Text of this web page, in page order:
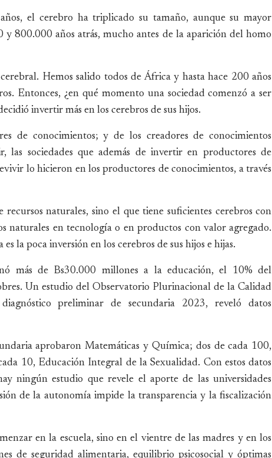
el cerebro ha triplicado su tamaño, aunque su mayor
800.000 años atrás, mucho antes de la aparición del homo
Hemos salido todos de África y hasta hace 200 años
Entonces, ¿en qué momento una sociedad comenzó a ser
invertir más en los cerebros de sus hijos.
de conocimientos; y de los creadores de conocimientos
las sociedades que además de invertir en productores de
lo hicieron en los productores de conocimientos, a través
naturales, sino el que tiene suficientes cerebros con
naturales en tecnología o en productos con valor agregado.
la poca inversión en los cerebros de sus hijos e hijas.
más de Bs30.000 millones a la educación, el 10% del
Un estudio del Observatorio Plurinacional de la Calidad
preliminar de secundaria 2023, reveló datos
aprobaron Matemáticas y Química; dos de cada 100,
10, Educación Integral de la Sexualidad. Con estos datos
ningún estudio que revele el aporte de las universidades
de la autonomía impide la transparencia y la fiscalización
en la escuela, sino en el vientre de las madres y en los
de seguridad alimentaria, equilibrio psicosocial y óptimas